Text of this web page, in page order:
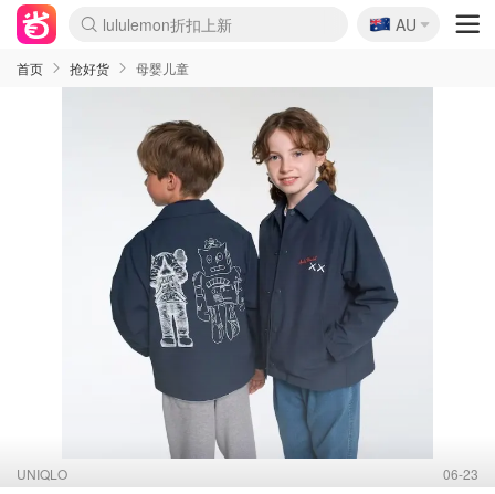
Sasa美妆护肤3.5折
SSENSE年中3折
FreshBeauty好价汇总
Cettire降价+叠9折
WWS Coles超市实拍
viagogo二手票捡漏
Myer超级周末1折
The Outnet奢牌1折起
David Jones 3折起
Flannels大牌1折
Perfumes Club护肤1折
AMIRO返校季6.2折
Amazon折扣汇总
eToro入金$200送$50
Amazon数码好物
ICONIC本周7.5折
ThedoubleF高奢地板价
Moose Knuckles 6折
丝芙兰5折起
EUFY官网3.7折起
Selenichast首饰2折
Trip机票酒店促销
YSL送5件彩妆礼
Amazon家居好物
Amazon美妆护肤
雅漾大喷$8
过敏原检测盒$33
伊索独家赠50ml沐浴露
科颜氏清仓3折
SEALIFE海洋馆门票6折
丝塔芙大白罐$16
订阅Newsletter送香薰
Cult Beauty 6.8折
Harrods圣诞日历2.3折
LN-CC奢牌私促3折
d'Alba空姐喷雾$16
EVE LOM套装逆天2折
Bernardelli独家4折
Adore Beauty 6折起
CT圣诞日历
Mytheresa奢品2.7折
Luxury Escapes 9折
Currentbody美容仪9折
MOON Garden Live
Roborock扫地机3.7折
Tingo Life水杯$24
Valentino官网5折
CR洗发护发6.3折
修丽可套装7.4折
Myer彩妆2件7折
GANNI官网4.5折
Stylevana韩妆4折
Tessabit高奢8.5折
OGX洗护4折
Amazon阿德莱德次日达
卡诗8.5折+赠礼
Philips Hue灯具8折
🇦🇺
AU
首页 抢好货 母婴儿童
UNIQLO 06-23